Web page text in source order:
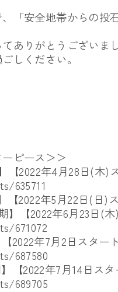
「安全地帯からの投石
ありがとうございまし
しください。
ピース＞＞
【2022年4月28日(木)
635711
【2022年5月22日(日)
】【2022年6月23日(木
671072
2022年7月2日スタート
687580
【2022年7月14日スタ
689705